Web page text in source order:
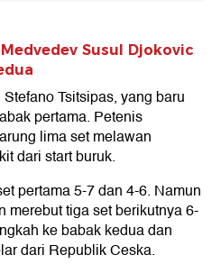
Susul Djokovic
Tsitsipas, yang baru
pertama. Petenis
lima set melawan
dari start buruk.
pertama 5-7 dan 4-6. Namun
merebut tiga set berikutnya 6-
ke babak kedua dan
dari Republik Ceska.